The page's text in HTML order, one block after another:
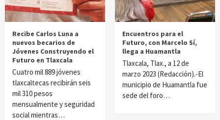
Recibe Carlos Luna a
nuevos becarios de
Jóvenes Construyendo el
Futuro en Tlaxcala
Cuatro mil 889 jóvenes
tlaxcaltecas recibirán seis
mil 310 pesos
mensualmente y seguridad
social mientras…
Encuentros para el
Futuro, con Marcelo Sí,
llega a Huamantla
Tlaxcala, Tlax., a 12 de
marzo 2023 (Redacción).-El
municipio de Huamantla fue
sede del foro…